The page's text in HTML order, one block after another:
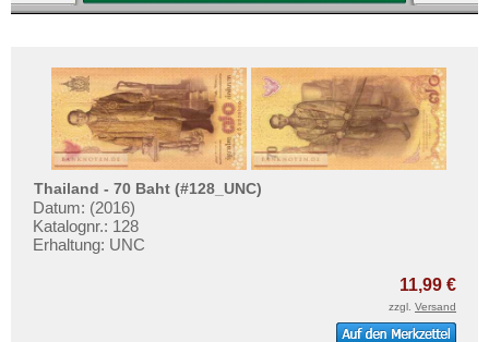
Thailand - 70 Baht (#128_UNC)
Datum: (2016)
Katalognr.: 128
Erhaltung: UNC
11,99 €
zzgl. Versand